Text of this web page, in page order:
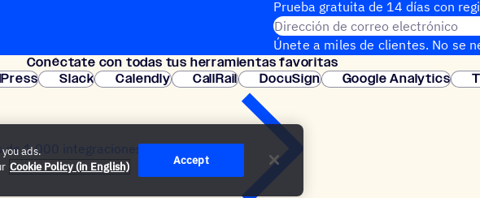
Prueba gratuita de 14 días con
Dirección de correo electrónico
Únete a miles de clientes. No se
instantánea.
Conéc­tate con todas tus herramientas favoritas
Slack Calendly CallRail DocuSign Google Analytics
de 1 000 integraciones
ads.
Cookie Policy (in English) Accept